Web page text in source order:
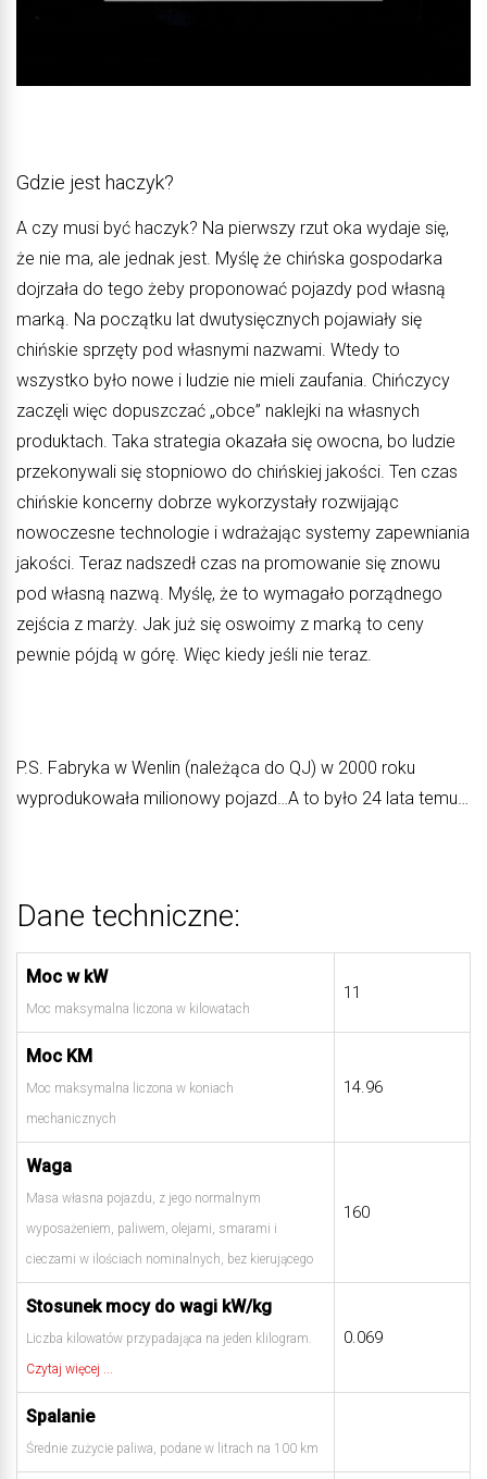
Gdzie jest haczyk?
A czy musi być haczyk? Na pierwszy rzut oka wydaje się,
że nie ma, ale jednak jest. Myślę że chińska gospodarka
dojrzała do tego żeby proponować pojazdy pod własną
marką. Na początku lat dwutysięcznych pojawiały się
chińskie sprzęty pod własnymi nazwami. Wtedy to
wszystko było nowe i ludzie nie mieli zaufania. Chińczycy
zaczęli więc dopuszczać „obce” naklejki na własnych
produktach. Taka strategia okazała się owocna, bo ludzie
przekonywali się stopniowo do chińskiej jakości. Ten czas
chińskie koncerny dobrze wykorzystały rozwijając
nowoczesne technologie i wdrażając systemy zapewniania
jakości. Teraz nadszedł czas na promowanie się znowu
pod własną nazwą. Myślę, że to wymagało porządnego
zejścia z marży. Jak już się oswoimy z marką to ceny
pewnie pójdą w górę. Więc kiedy jeśli nie teraz.
P.S. Fabryka w Wenlin (należąca do QJ) w 2000 roku
wyprodukowała milionowy pojazd…A to było 24 lata temu…
Dane techniczne:
Moc w kW
Moc maksymalna liczona w kilowatach
11
Moc KM
Moc maksymalna liczona w koniach
mechanicznych
14.96
Waga
Masa własna pojazdu, z jego normalnym
wyposażeniem, paliwem, olejami, smarami i
cieczami w ilościach nominalnych, bez kierującego
160
Stosunek mocy do wagi kW/kg
Liczba kilowatów przypadająca na jeden klilogram.
Czytaj więcej ...
0.069
Spalanie
Średnie zużycie paliwa, podane w litrach na 100 km